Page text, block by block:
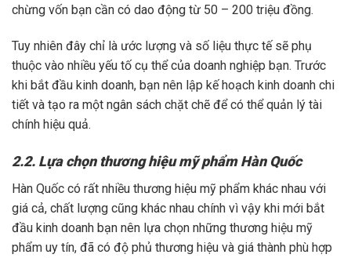
chừng vốn bạn cần có dao động từ 50 – 200 triệu đồng.
Tuy nhiên đây chỉ là ước lượng và số liệu thực tế sẽ phụ
thuộc vào nhiều yếu tố cụ thể của doanh nghiệp bạn. Trước
khi bắt đầu kinh doanh, bạn nên lập kế hoạch kinh doanh chi
tiết và tạo ra một ngân sách chặt chẽ để có thể quản lý tài
chính hiệu quả.
2.2. Lựa chọn thương hiệu mỹ phẩm Hàn Quốc
Hàn Quốc có rất nhiều thương hiệu mỹ phẩm khác nhau với
giá cả, chất lượng cũng khác nhau chính vì vậy khi mới bắt
đầu kinh doanh bạn nên lựa chọn những thương hiệu mỹ
phẩm uy tín, đã có độ phủ thương hiệu và giá thành phù hợp